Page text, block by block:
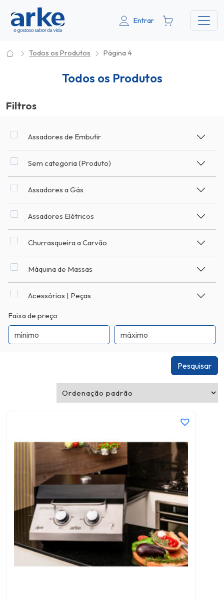
Entrar
Todos os Produtos Página 4
Todos os Produtos
Filtros
Assadores de Embutir
Sem categoria (Produto)
Assadores a Gás
Assadores Elétricos
Churrasqueira a Carvão
Máquina de Massas
Acessórios | Peças
Faixa de preço
Pesquisar